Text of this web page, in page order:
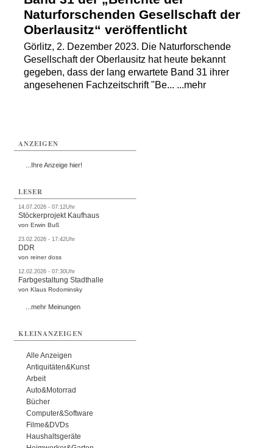
Naturforschenden Gesellschaft der
Oberlausitz“ veröffentlicht
Görlitz, 2. Dezember 2023. Die Naturforschende
Gesellschaft der Oberlausitz hat heute bekannt
gegeben, dass der lang erwartete Band 31 ihrer
angesehenen Fachzeitschrift "Be... ...mehr
ANZEIGEN
...Ihre Anzeige hier!
LESER
14.07.2026 - 07:12Uhr
Stöckerprojekt Kaufhaus
von Erwin Buß
23.02.2026 - 17:42Uhr
DDR
von reiner doss
12.02.2026 - 07:30Uhr
Farbgestaltung Stadthalle
von Klaus Rodominsky
...mehr Meinungen
KLEINANZEIGEN
Alle Anzeigen
Antiquitäten&Kunst
Arbeit
Auto&Motorrad
Bücher
Computer&Software
Filme&DVDs
Haushaltsgeräte